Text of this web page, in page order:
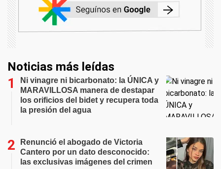
Noticias más leídas
Ni vinagre ni bicarbonato: la ÚNICA y
MARAVILLOSA manera de destapar
los orificios del bidet y recupera toda
la presión del agua
Renunció el abogado de Victoria
Cantero por un dato desconocido:
las exclusivas imágenes del crimen